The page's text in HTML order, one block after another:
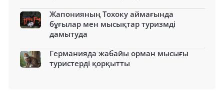
Жапонияның Тохоку аймағында
бұғылар мен мысықтар туризмді
дамытуда
Германияда жабайы орман мысығы
туристерді қорқытты